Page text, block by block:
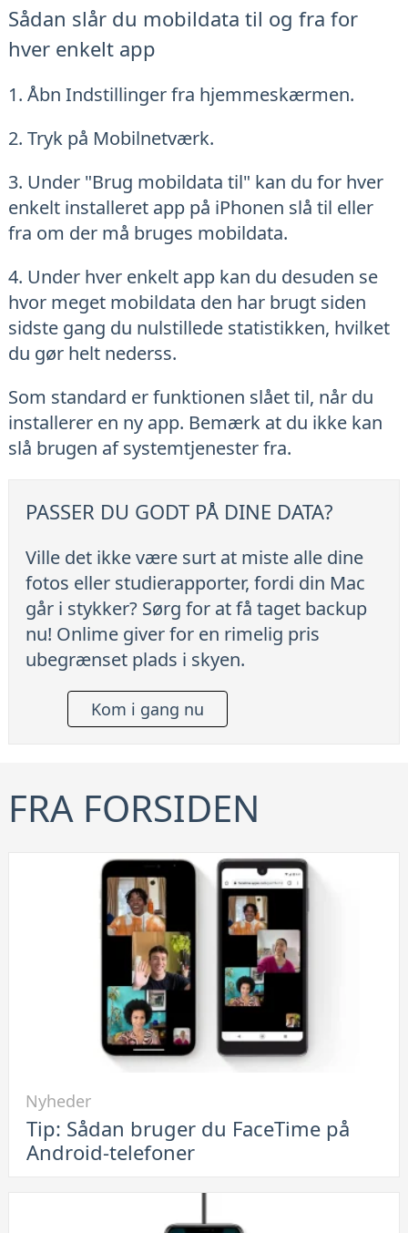
Sådan slår du mobildata til og fra for
hver enkelt app
1. Åbn Indstillinger fra hjemmeskærmen.
2. Tryk på Mobilnetværk.
3. Under "Brug mobildata til" kan du for hver
enkelt installeret app på iPhonen slå til eller
fra om der må bruges mobildata.
4. Under hver enkelt app kan du desuden se
hvor meget mobildata den har brugt siden
sidste gang du nulstillede statistikken, hvilket
du gør helt nederss.
Som standard er funktionen slået til, når du
installerer en ny app. Bemærk at du ikke kan
slå brugen af systemtjenester fra.
PASSER DU GODT PÅ DINE DATA?
Ville det ikke være surt at miste alle dine
fotos eller studierapporter, fordi din Mac
går i stykker? Sørg for at få taget backup
nu! Onlime giver for en rimelig pris
ubegrænset plads i skyen.
Kom i gang nu
FRA FORSIDEN
Tip:
Sådan
Nyheder
Tip: Sådan bruger du FaceTime på
Android-telefoner